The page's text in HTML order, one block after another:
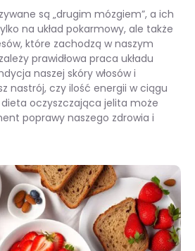
są „drugim mózgiem”, a ich
na układ pokarmowy, ale także
które zachodzą w naszym
prawidłowa praca układu
naszej skóry włosów i
nastrój, czy ilość energii w ciągu
dieta oczyszczająca jelita może
poprawy naszego zdrowia i